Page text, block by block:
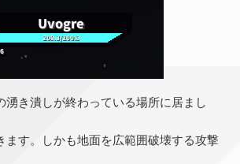
湧き潰しが終わっている場所に居まし
ます。しかも地面を広範囲破壊する攻撃